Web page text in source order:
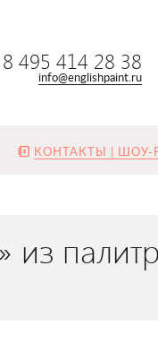
8 495 414 28 38
info@englishpaint.ru
КОНТАКТЫ | ШОУ-
из